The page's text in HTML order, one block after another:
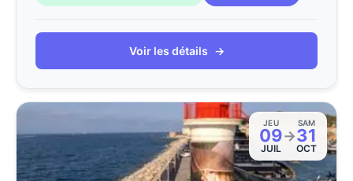
Voir les détails →
JEU
09
JUIL
→
SAM
31
OCT